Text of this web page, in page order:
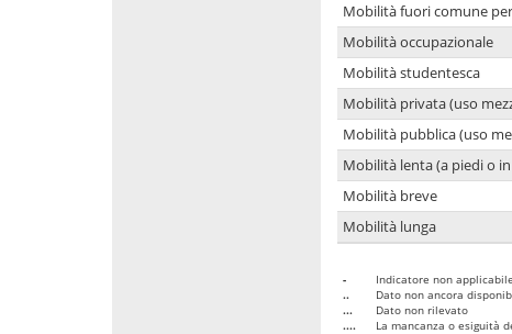
Mobilità fuori comune
Mobilità occupazionale
Mobilità studentesca
Mobilità privata (uso
Mobilità pubblica (uso
Mobilità lenta (a piedi o
Mobilità breve
Mobilità lunga
-
Indicatore non
..
Dato non ancora
...
Dato non rilevato
....
La mancanza o esiguità